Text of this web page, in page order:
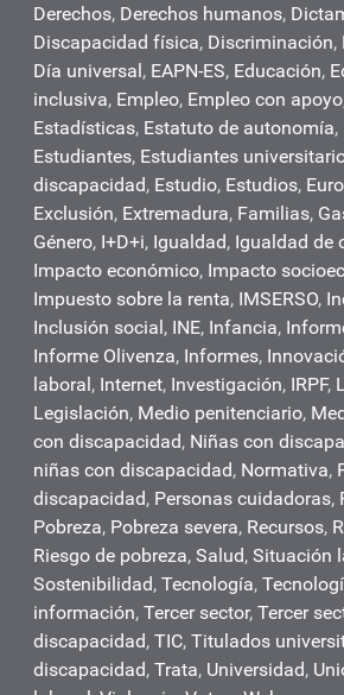
Derechos, Derechos humanos,
Discapacidad física, Discriminación,
Día universal, EAPN-ES, Educación,
inclusiva, Empleo, Empleo con apoyo
Estadísticas, Estatuto de autonomía,
Estudiantes, Estudiantes
discapacidad, Estudio, Estudios,
Exclusión, Extremadura, Familias,
Género, I+D+i, Igualdad, Igualdad de
Impacto económico, Impacto
Impuesto sobre la renta, IMSERSO,
Inclusión social, INE, Infancia,
Informe Olivenza, Informes,
laboral, Internet, Investigación, IRPF,
Legislación, Medio penitenciario,
con discapacidad, Niñas con
niñas con discapacidad, Normativa,
discapacidad, Personas cuidadoras,
Pobreza, Pobreza severa, Recursos,
Riesgo de pobreza, Salud, Situación
Sostenibilidad, Tecnología,
información, Tercer sector, Tercer
discapacidad, TIC, Titulados
discapacidad, Trata, Universidad,